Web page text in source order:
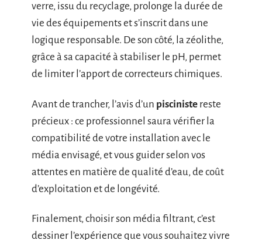
verre, issu du recyclage, prolonge la durée de
vie des équipements et s’inscrit dans une
logique responsable. De son côté, la zéolithe,
grâce à sa capacité à stabiliser le pH, permet
de limiter l’apport de correcteurs chimiques.
Avant de trancher, l’avis d’un pisciniste reste
précieux : ce professionnel saura vérifier la
compatibilité de votre installation avec le
média envisagé, et vous guider selon vos
attentes en matière de qualité d’eau, de coût
d’exploitation et de longévité.
Finalement, choisir son média filtrant, c’est
dessiner l’expérience que vous souhaitez vivre